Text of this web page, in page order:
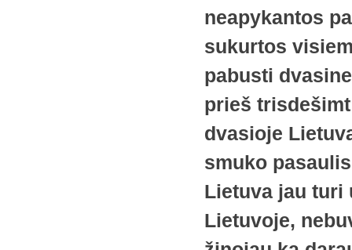
neapykantos
sukurtos
pabusti
prieš
dvasioje
smuko
Lietuva jau turi
Lietuvoje,